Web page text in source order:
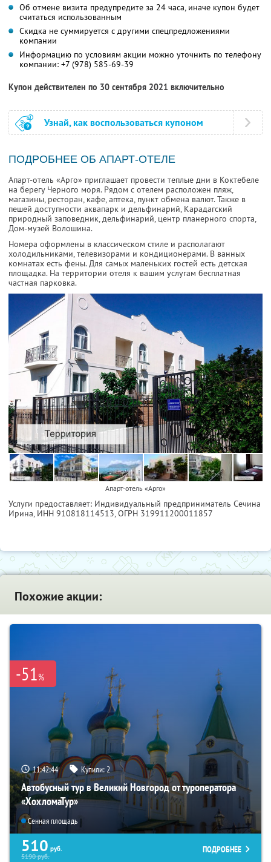
Об отмене визита предупредите за 24 часа, иначе купон будет
считаться использованным
Скидка не суммируется с другими спецпредложениями
компании
Информацию по условиям акции можно уточнить по телефону
компании: +7 (978) 585-69-39
Купон действителен по 30 сентября 2021 включительно
Узнай, как воспользоваться купоном
ПОДРОБНЕЕ ОБ АПАРТ-ОТЕЛЕ
Апарт-отель «Арго» приглашает провести теплые дни в Коктебеле
на берегу Черного моря. Рядом с отелем расположен пляж,
магазины, ресторан, кафе, аптека, пункт обмена валют. Также в
пешей доступности аквапарк и дельфинарий, Карадагский
природный заповедник, дельфинарий, центр планерного спорта,
Дом-музей Волошина.
Номера оформлены в классическом стиле и располагают
холодильниками, телевизорами и кондиционерами. В ванных
комнатах есть фены. Для самых маленьких гостей есть детская
площадка. На территории отеля к вашим услугам бесплатная
частная парковка.
Апарт-отель «Арго»
Услуги предоставляет: Индивидуальный предприниматель Сечина
Ирина, ИНН 910818114513, ОГРН 319911200011857
Похожие акции:
-51%
11:42:43 Купили:2
Автобусный тур в Великий Новгород от туроператора
«ХохломаТур»
Сенная площадь
510 руб.
5190руб.
ПОДРОБНЕЕ